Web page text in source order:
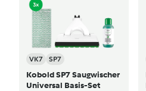
VK7 SP7
Kobold SP7 Saugwischer
Universal Basis-Set